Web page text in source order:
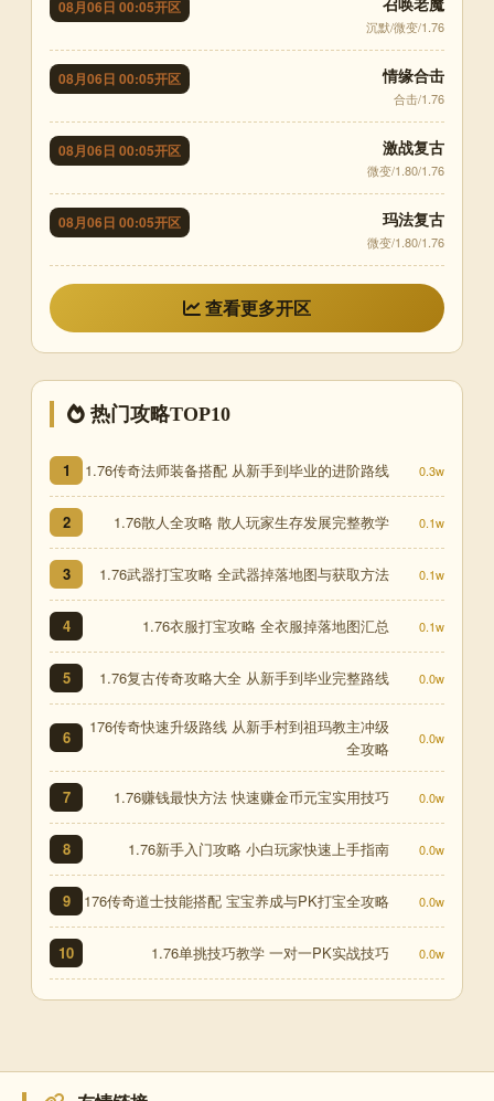
08月06日 00:05开区
沉默/微变/1.76
08月06日 00:05开区 情缘合击
合击/1.76
08月06日 00:05开区 激战复古
微变/1.80/1.76
08月06日 00:05开区 玛法复古
微变/1.80/1.76
查看更多开区
热门攻略TOP10
1 1.76传奇法师装备搭配 从新手到毕业的进阶路线 0.3w
2 1.76散人全攻略 散人玩家生存发展完整教学 0.1w
3 1.76武器打宝攻略 全武器掉落地图与获取方法 0.1w
4 1.76衣服打宝攻略 全衣服掉落地图汇总 0.1w
5 1.76复古传奇攻略大全 从新手到毕业完整路线 0.0w
6
176传奇快速升级路线 从新手村到祖玛教主冲级
全攻略
0.0w
7 1.76赚钱最快方法 快速赚金币元宝实用技巧 0.0w
8 1.76新手入门攻略 小白玩家快速上手指南 0.0w
9 176传奇道士技能搭配 宝宝养成与PK打宝全攻略 0.0w
10 1.76单挑技巧教学 一对一PK实战技巧 0.0w